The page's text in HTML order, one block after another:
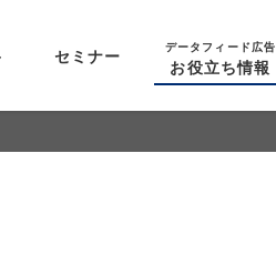
セミナー
データフィード広告
お役立ち情報